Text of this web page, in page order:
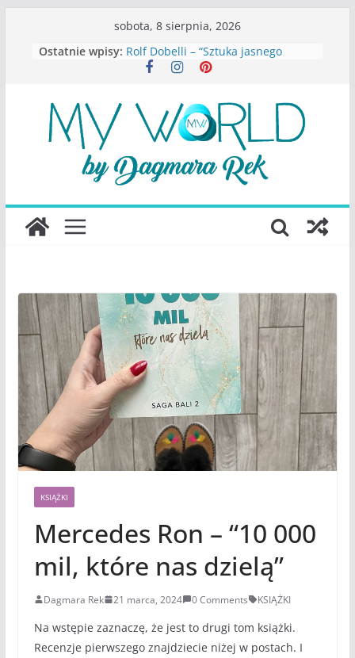
sobota, 8 sierpnia, 2026
Ostatnie wpisy: Rolf Dobelli – “Sztuka jasnego
myślenia”
Konstancina. Sekrety seksbiznesu”
Katarzyna Lewandowicz – Zanim
straciliśmy siebie
Judith Joseph – “Wysoko
funkcjonująca depresja”
S.Wynn-Williams – “Bezwzględni. O
największego portalu
KSIĄŻKI
Mercedes Ron – “10 000
mil, które nas dzielą”
Dagmara Rek 21 marca, 2024 0 Comments KSIĄŻKI
Na wstępie zaznaczę, że jest to drugi tom książki.
Recenzje pierwszego znajdziecie niżej w postach. I